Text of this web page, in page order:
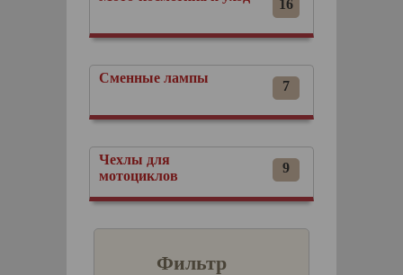
16
Сменные лампы
7
Чехлы для
мотоциклов
9
Фильтр